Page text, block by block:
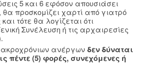
5 και 6 εφόσον απουσιάσει
προσκομίζει χαρτί από γιατρό
τότε θα λογίζεται ότι
Συνέλευση ή τις αρχαιρεσίες
ανέργων δεν δύναται
πέντε (5) φορές, συνεχόμενες ή